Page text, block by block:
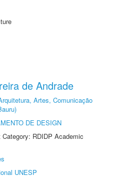
de Andrade
Artes, Comunicação
DE DESIGN
RDIDP Academic
UNESP